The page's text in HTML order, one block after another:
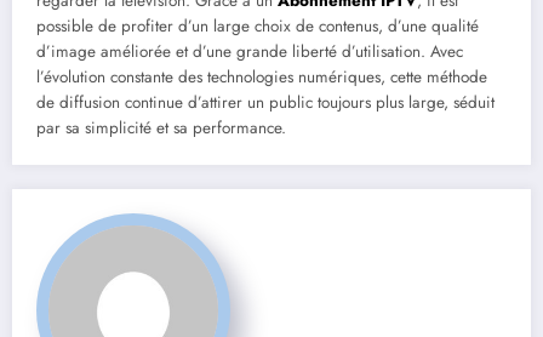
possible de profiter d’un large choix de contenus, d’une qualité
d’image améliorée et d’une grande liberté d’utilisation. Avec
l’évolution constante des technologies numériques, cette méthode
de diffusion continue d’attirer un public toujours plus large, séduit
par sa simplicité et sa performance.